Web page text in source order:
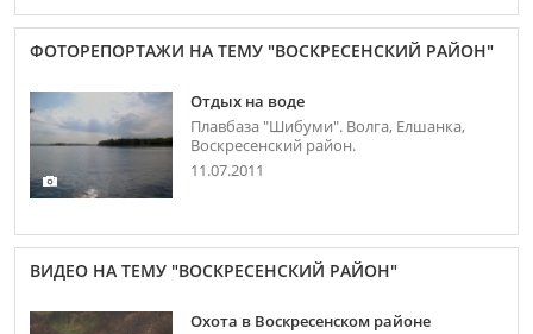
ФОТОРЕПОРТАЖИ НА ТЕМУ "ВОСКРЕСЕНСКИЙ РАЙОН"
Отдых на воде
Плавбаза "Шибуми". Волга, Елшанка,
Воскресенский район.
11.07.2011
ВИДЕО НА ТЕМУ "ВОСКРЕСЕНСКИЙ РАЙОН"
Охота в Воскресенском районе